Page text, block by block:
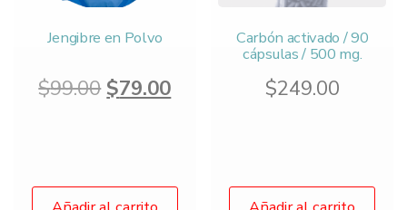
Jengibre en Polvo
$99.00 Original
$79.00Current
Carbón activado / 90
cápsulas / 500 mg.
$249.00